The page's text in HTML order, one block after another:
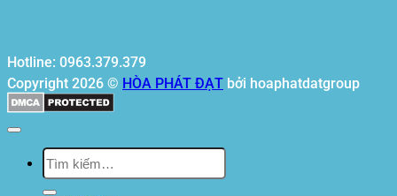
Hotline: 0963.379.379
Copyright 2026 © HÒA PHÁT ĐẠT bởi hoaphatdatgroup
Tìm
kiếm: